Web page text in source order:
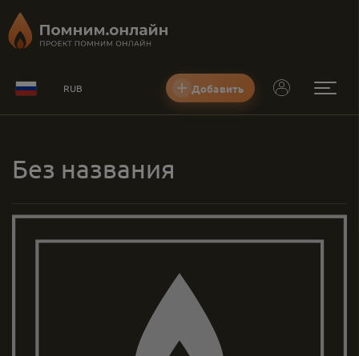
RUB Добавить
Без названия